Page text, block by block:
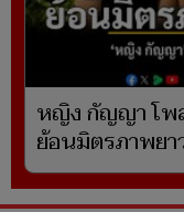
หญิง กัญญา โพ
ย้อนมิตรภาพย